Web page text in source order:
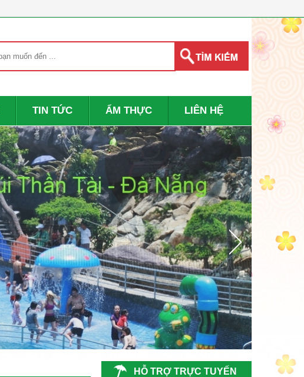
TIN TỨC ẨM THỰC LIÊN HỆ
HỖ TRỢ TRỰC TUYẾN